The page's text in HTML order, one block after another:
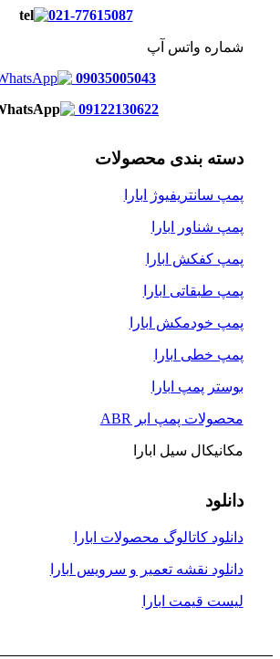
021-77615087
شماره واتس آپ
09035005043
09122130622
دسته بندی محصولات
پمپ سانتریفیوژ ابارا
پمپ شناور ابارا
پمپ کفکش ابارا
پمپ طبقاتی ابارا
پمپ خودمکش ابارا
پمپ خطی ابارا
بوستر پمپ ابارا
محصولات پمپ ابر ABR
مکانیکال سیل ابارا
دانلود
دانلود کاتالوگ محصولات ابارا
دانلود نقشه تعمیر و سرویس ابارا
لیست قیمت ابارا